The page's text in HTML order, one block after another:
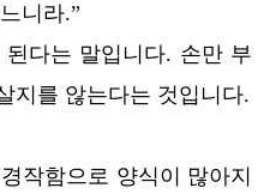
니라.”
다는 말입니다. 손만 부
지를 않는다는 것입니다.
작함으로 양식이 많아지